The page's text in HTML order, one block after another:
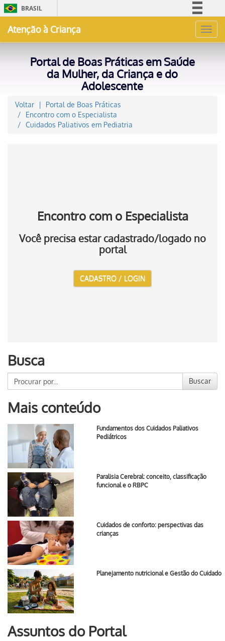
BRASIL
Acesso à informação
Atenção à Criança
Portal de Boas Práticas em Saúde
da Mulher, da Criança e do
Adolescente
Voltar
Portal de Boas Práticas
Encontro com o Especialista
Cuidados Paliativos em Pediatria
Encontro com o Especialista
Você precisa estar cadastrado/logado no
portal
CADASTRO / LOGIN
Busca
Buscar
Mais conteúdo
Fundamentos dos Cuidados Paliativos
Pediátricos
Paralisia Cerebral: conceito, classificação
funcional e o RBPC
Cuidados de conforto: perspectivas das
crianças
Planejamento nutricional e Gestão do Cuidado
Assuntos do Portal